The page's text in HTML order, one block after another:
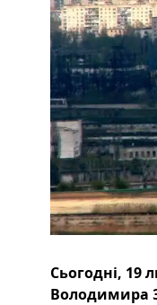
Сьогодні, 19
Володимира